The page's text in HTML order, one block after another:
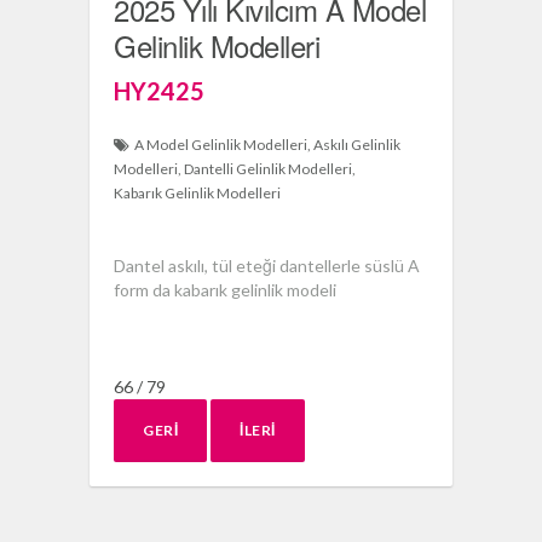
2025 Yılı Kıvılcım A Model
Gelinlik Modelleri
HY2425
A Model Gelinlik Modelleri Askılı Gelinlik
Modelleri Dantelli Gelinlik Modelleri
Kabarık Gelinlik Modelleri
Dantel askılı, tül eteği dantellerle süslü A
form da kabarık gelinlik modeli
66 / 79